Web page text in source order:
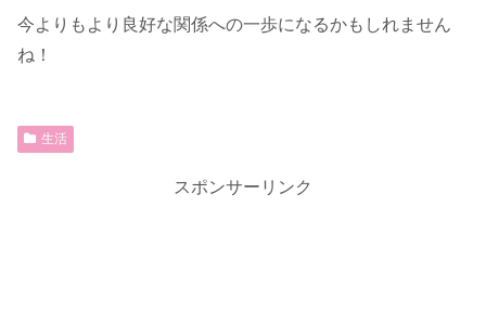
今よりもより良好な関係への一歩になるかもしれません
ね！
生活
スポンサーリンク